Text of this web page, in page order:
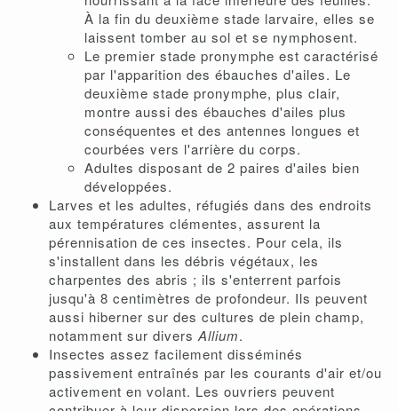
À la fin du deuxième stade larvaire, elles se
laissent tomber au sol et se nymphosent.
Le premier stade pronymphe est caractérisé
par l'apparition des ébauches d'ailes. Le
deuxième stade pronymphe, plus clair,
montre aussi des ébauches d'ailes plus
conséquentes et des antennes longues et
courbées vers l'arrière du corps.
Adultes disposant de 2 paires d'ailes bien
développées.
Larves et les adultes, réfugiés dans des endroits
aux températures clémentes, assurent la
pérennisation de ces insectes. Pour cela, ils
s'installent dans les débris végétaux, les
charpentes des abris ; ils s'enterrent parfois
jusqu'à 8 centimètres de profondeur. Ils peuvent
aussi hiberner sur des cultures de plein champ,
notamment sur diversAllium.
Insectes assez facilement disséminés
passivement entraînés par les courants d'air et/ou
activement en volant. Les ouvriers peuvent